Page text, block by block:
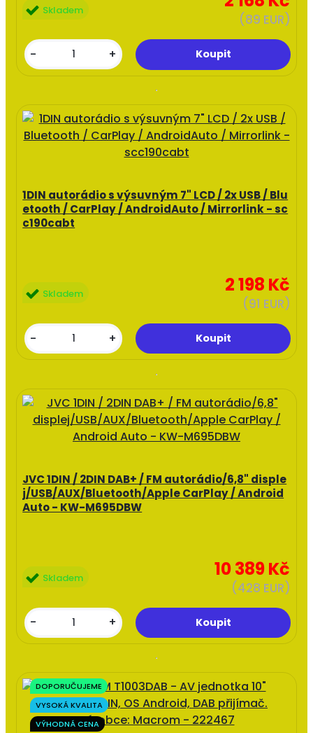
(89 EUR)
Skladem
- +
1DIN autorádio s výsuvným 7" LCD / 2x USB / Blu
etooth / CarPlay / AndroidAuto / Mirrorlink - sc
c190cabt
2 198 Kč
(91 EUR)
Skladem
- +
JVC 1DIN / 2DIN DAB+ / FM autorádio/6,8" disple
j/USB/AUX/Bluetooth/Apple CarPlay / Android
Auto - KW-M695DBW
10 389 Kč
(428 EUR)
Skladem
- +
DOPORUČUJEME
VYSOKÁ KVALITA
VÝHODNÁ CENA